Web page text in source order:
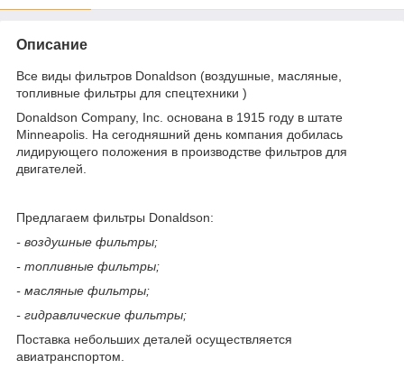
Описание
Все виды фильтров Donaldson (воздушные, масляные,
топливные фильтры для спецтехники )
Donaldson Company, Inc. основана в 1915 году в штате
Minneapolis. На сегодняшний день компания добилась
лидирующего положения в производстве фильтров для
двигателей.
Предлагаем фильтры Donaldson:
- воздушные фильтры;
- топливные фильтры;
- масляные фильтры;
- гидравлические фильтры;
Поставка небольших деталей осуществляется
авиатранспортом.